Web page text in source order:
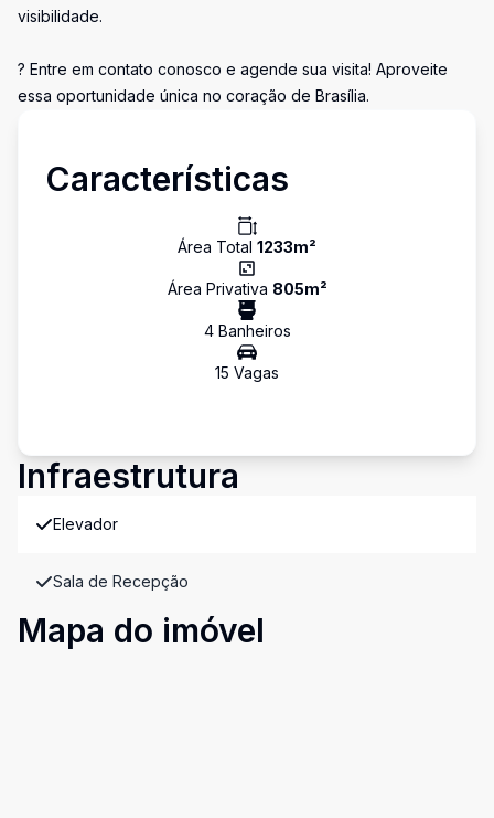
visibilidade.
? Entre em contato conosco e agende sua visita! Aproveite
essa oportunidade única no coração de Brasília.
Características
Área Total 1233m²
Área Privativa 805m²
4Banheiros
15 Vagas
Infraestrutura
Elevador
Sala de Recepção
Mapa do imóvel